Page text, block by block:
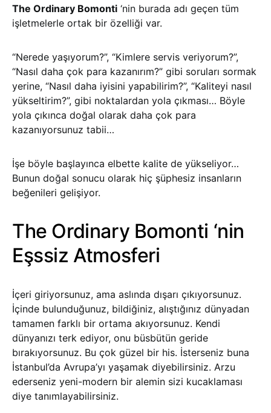
The Ordinary Bomonti ‘nin burada adı geçen tüm
işletmelerle ortak bir özelliği var.
“Nerede yaşıyorum?”, “Kimlere servis veriyorum?”,
“Nasıl daha çok para kazanırım?” gibi soruları sormak
yerine, “Nasıl daha iyisini yapabilirim?”, “Kaliteyi nasıl
yükseltirim?”, gibi noktalardan yola çıkması… Böyle
yola çıkınca doğal olarak daha çok para
kazanıyorsunuz tabii…
İşe böyle başlayınca elbette kalite de yükseliyor…
Bunun doğal sonucu olarak hiç şüphesiz insanların
beğenileri gelişiyor.
The Ordinary Bomonti ‘nin
Eşssiz Atmosferi
İçeri giriyorsunuz, ama aslında dışarı çıkıyorsunuz.
İçinde bulunduğunuz, bildiğiniz, alıştığınız dünyadan
tamamen farklı bir ortama akıyorsunuz. Kendi
dünyanızı terk ediyor, onu büsbütün geride
bırakıyorsunuz. Bu çok güzel bir his. İsterseniz buna
İstanbul’da Avrupa’yı yaşamak diyebilirsiniz. Arzu
ederseniz yeni-modern bir alemin sizi kucaklaması
diye tanımlayabilirsiniz.